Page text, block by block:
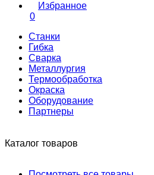
Избранное
0
Станки
Гибка
Сварка
Металлургия
Термообработка
Окраска
Оборудование
Партнеры
Каталог товаров